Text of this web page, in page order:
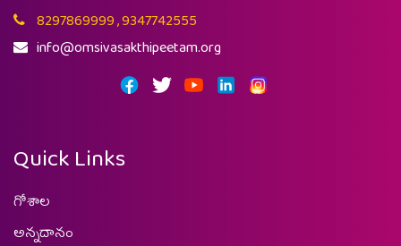
8297869999 , 9347742555
info@omsivasakthipeetam.org
Quick Links
గోశాల
అన్నదానం